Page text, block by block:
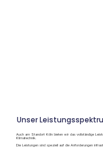
Unser
Auch am Standort Köln bieten wir das vollständige
Klimatechnik.
Die Leistungen sind speziell auf die Anforderungen